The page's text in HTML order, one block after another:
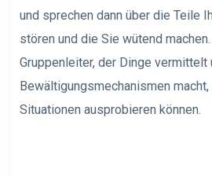
und sprechen dann über die Teile
stören und die Sie wütend
Gruppenleiter, der Dinge vermittelt
Bewältigungsmechanismen
Situationen ausprobieren können.